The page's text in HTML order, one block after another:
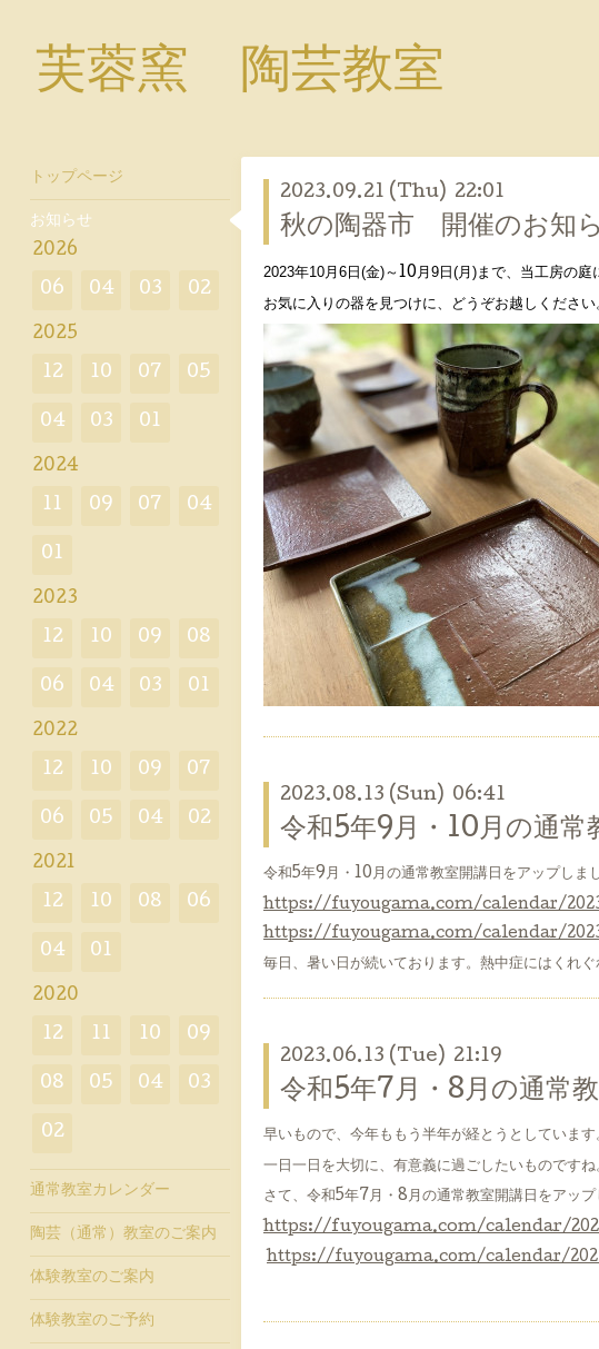
芙蓉窯 陶芸教室
2023.09.21 (Thu) 22:01
秋の陶器市 開催のお知
2023年10月 6 日 (金)～10 月9日(月)まで、当工房の
お気に入りの器を見つけに、どうぞお越しください
2023.08.13 (Sun) 06:41
令和5年9月・10月の通常
令和5年9月・10月の通常教室開講日をアップしま
https://fuyougama.com/calendar/
https://fuyougama.com/calendar/
毎日、暑い日が続いております。熱中症にはくれぐ
2023.06.13 (Tue) 21:19
令和5年7月・8月の通常
早いもので、今年ももう半年が経とうとしています
一日一日を大切に、有意義に過ごしたいものですね
さて、令和5年7月・8月の通常教室開講日をアッ
https://fuyougama.com/calendar/
https://fuyougama.com/calendar/
トップページ
お知らせ
2026
06 04 03 02
2025
12 10 07 05
04 03 01
2024
11 09 07 04
01
2023
12 10 09 08
06 04 03 01
2022
12 10 09 07
06 05 04 02
2021
12 10 08 06
04 01
2020
12 11 10 09
08 05 04 03
02
通常教室カレンダー
陶芸（通常）教室のご案内
体験教室のご案内
体験教室のご予約